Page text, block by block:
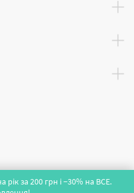
рік за 200 грн і −30% на ВСЕ.